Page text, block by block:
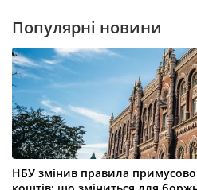
Популярні новини
НБУ змінив правила